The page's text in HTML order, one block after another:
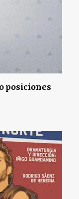
posiciones